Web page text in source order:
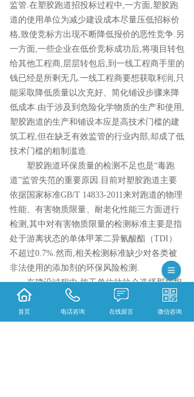
监管.在塑胶跑道招投标过程中,一方面,塑胶跑
道的使用单位为减少建设成本尽量压低招标价
格,致使竞标方出现不断降低报价的恶性竞争.另
一方面,一些企业在低价竞标成功后,将项目转包
给其他工程商,层层转包后,到一线工程商手里的
钱已经是所剩无几.一线工程商要想获取利润,只
能采取降低质量以次充好、简化铺设步骤来降
低成本.由于涉及到危险化学物质的生产和使用,
塑胶跑道的生产和铺设本应是高技术门槛的建
筑工程,但在缺乏有效监管的行业内部,却成了低
技术门槛的粗制滥造.
塑胶跑道环保质量的检测不足也是“毒跑
道”监管失范的重要原因.目前对塑胶跑道主要
依据国家标准GB/T 14833-2011来对跑道的物理
性能、有害物质限量、耐老化性能三方面进行
检测,其中对有害物质限量的检测标准主要是指
处于游离状态的单体甲苯二异氰酸酯（TDI）
不超过0.7%.然而,相关检测标准缺少对各类被
非法使用的添加剂的环保风险检测.
在建设过程中,施工单位往往会选择那些相
熟识的小型检测机构出具检测报告.由于塑胶跑
道的使用单位往往缺乏相关专业知识,多半成
首页 电话咨询 在线留言 微信咨询